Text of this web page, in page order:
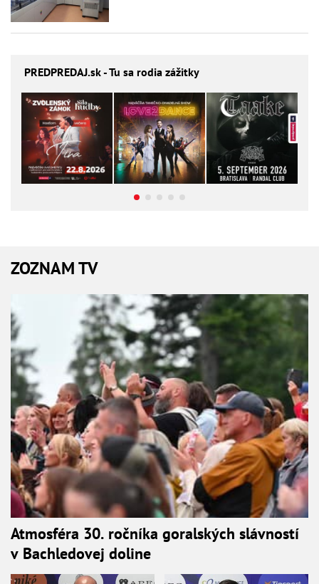
PREDPREDAJ.sk - Tu sa rodia zážitky
ZOZNAM TV
Atmosféra 30. ročníka goralských slávností
v Bachledovej doline